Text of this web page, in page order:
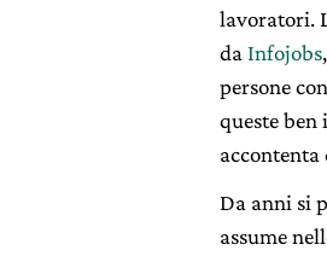
lavoratori.
da Infojobs
persone
queste ben
accontenta
Da anni si
assume